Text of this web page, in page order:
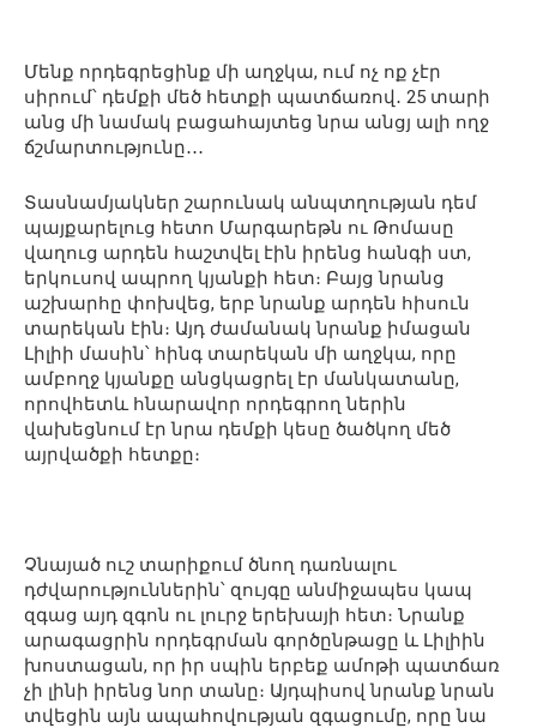
Մենք որդեգրեցինք մի աղջկա, ում ոչ ոք չէր
սիրում՝ դեմքի մեծ հետքի պատճառով․ 25 տարի
անց մի նամակ բացահայտեց նրա անցյ ալի ողջ
ճշմարտությունը․․․
Տասնամյակներ շարունակ անպտղության դեմ
պայքարելուց հետո Մարգարեթն ու Թոմասը
վաղուց արդեն հաշտվել էին իրենց հանգի ստ,
երկուսով ապրող կյանքի հետ։ Բայց նրանց
աշխարհը փոխվեց, երբ նրանք արդեն հիսուն
տարեկան էին։ Այդ ժամանակ նրանք իմացան
Լիլիի մասին՝ հինգ տարեկան մի աղջկա, որը
ամբողջ կյանքը անցկացրել էր մանկատանը,
որովհետև հնարավոր որդեգրող ներին
վախեցնում էր նրա դեմքի կեսը ծածկող մեծ
այրվածքի հետքը։
Չնայած ուշ տարիքում ծնող դառնալու
դժվարություններին՝ զույգը անմիջապես կապ
զգաց այդ զգոն ու լուրջ երեխայի հետ։ Նրանք
արագացրին որդեգրման գործընթացը և Լիլիին
խոստացան, որ իր սպին երբեք ամոթի պատճառ
չի լինի իրենց նոր տանը։ Այդպիսով նրանք նրան
տվեցին այն ապահովության զգացումը, որը նա